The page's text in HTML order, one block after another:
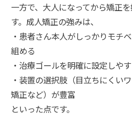
一方で、大人になってから矯正
す。成人矯正の強みは、
・患者さん本人がしっかりモチ
組める
・治療ゴールを明確に設定しや
・装置の選択肢（目立ちにくい
矯正など）が豊富
といった点です。